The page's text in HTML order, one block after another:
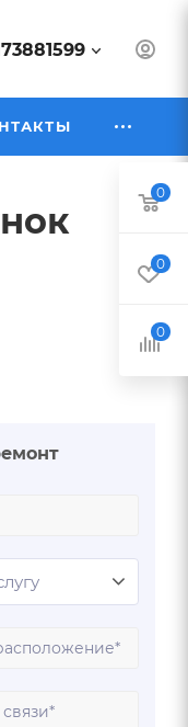
0
0
0